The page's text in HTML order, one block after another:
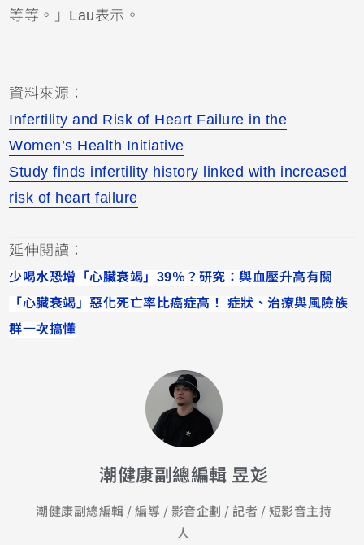
等等。」Lau表示。
資料來源：
Infertility and Risk of Heart Failure in the
Women’s Health Initiative
Study finds infertility history linked with increased
risk of heart failure
延伸閱讀：
少喝水恐增「心臟衰竭」39％？研究：與血壓升高有關
「心臟衰竭」惡化死亡率比癌症高！ 症狀、治療與風險族
群一次搞懂
潮健康副總編輯 昱彣
潮健康副總編輯 / 編導 / 影音企劃 / 記者 / 短影音主持
人